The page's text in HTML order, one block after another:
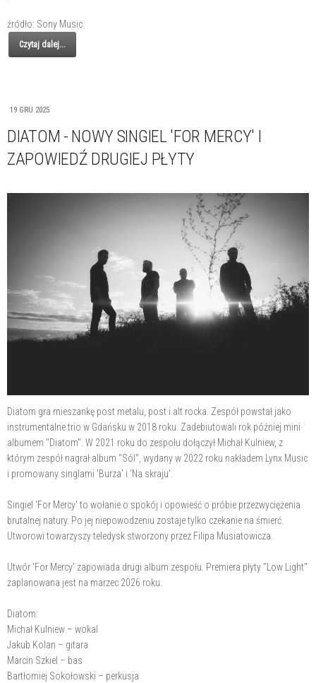
źródło: Sony Music
Czytaj dalej...
19 GRU 2025
DIATOM - NOWY SINGIEL 'FOR MERCY' I
ZAPOWIEDŹ DRUGIEJ PŁYTY
Diatom gra mieszankę post metalu, post i alt rocka. Zespół powstał jako
instrumentalne trio w Gdańsku w 2018 roku. Zadebiutowali rok później mini
albumem "Diatom". W 2021 roku do zespołu dołączył Michał Kulniew, z
którym zespół nagrał album "Sól", wydany w 2022 roku nakładem Lynx Music
i promowany singlami 'Burza' i 'Na skraju'.
Singiel 'For Mercy' to wołanie o spokój i opowieść o próbie przezwyciężenia
brutalnej natury. Po jej niepowodzeniu zostaje tylko czekanie na śmierć.
Utworowi towarzyszy teledysk stworzony przez Filipa Musiatowicza.
Utwór 'For Mercy' zapowiada drugi album zespołu. Premiera płyty "Low Light"
zaplanowana jest na marzec 2026 roku.
Diatom:
Michał Kulniew – wokal
Jakub Kolan – gitara
Marcin Szkiel – bas
Bartłomiej Sokołowski – perkusja